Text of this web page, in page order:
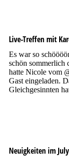
Live-Treffen mit
Es war so
schön sommerlich
hatte Nicole vom
Gast eingeladen.
Gleichgesinnten
Neuigkeiten im July